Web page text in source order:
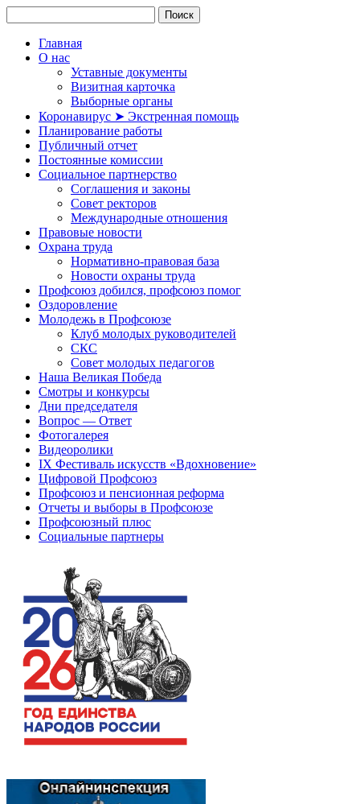
Главная
О нас
Уставные документы
Визитная карточка
Выборные органы
Коронавирус ➤ Экстренная помощь
Планирование работы
Публичный отчет
Постоянные комиссии
Социальное партнерство
Соглашения и законы
Совет ректоров
Международные отношения
Правовые новости
Охрана труда
Нормативно-правовая база
Новости охраны труда
Профсоюз добился, профсоюз помог
Оздоровление
Молодежь в Профсоюзе
Клуб молодых руководителей
СКС
Совет молодых педагогов
Наша Великая Победа
Смотры и конкурсы
Дни председателя
Вопрос — Ответ
Фотогалерея
Видеоролики
IX Фестиваль искусств «Вдохновение»
Цифровой Профсоюз
Профсоюз и пенсионная реформа
Отчеты и выборы в Профсоюзе
Профсоюзный плюс
Социальные партнеры